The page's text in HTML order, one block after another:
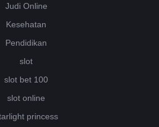
Judi Online
Kesehatan
Pendidikan
slot
slot bet 100
slot online
princess